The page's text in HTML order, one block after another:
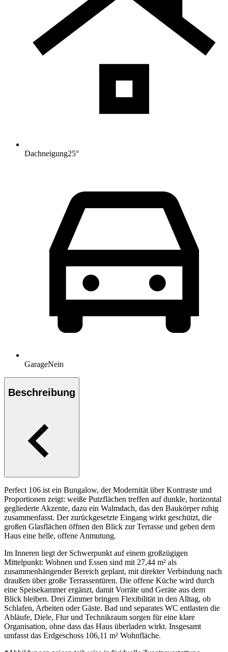
Dachneigung25°
GarageNein
Beschreibung
Perfect 106 ist ein Bungalow, der Modernität über Kontraste und
Proportionen zeigt: weiße Putzflächen treffen auf dunkle, horizontal
gegliederte Akzente, dazu ein Walmdach, das den Baukörper ruhig
zusammenfasst. Der zurückgesetzte Eingang wirkt geschützt, die
großen Glasflächen öffnen den Blick zur Terrasse und geben dem
Haus eine helle, offene Anmutung.
Im Inneren liegt der Schwerpunkt auf einem großzügigen
Mittelpunkt: Wohnen und Essen sind mit 27,44 m² als
zusammenhängender Bereich geplant, mit direkter Verbindung nach
draußen über große Terrassentüren. Die offene Küche wird durch
eine Speisekammer ergänzt, damit Vorräte und Geräte aus dem
Blick bleiben. Drei Zimmer bringen Flexibilität in den Alltag, ob
Schlafen, Arbeiten oder Gäste. Bad und separates WC entlasten die
Abläufe, Diele, Flur und Technikraum sorgen für eine klare
Organisation, ohne dass das Haus überladen wirkt. Insgesamt
umfasst das Erdgeschoss 106,11 m² Wohnfläche.